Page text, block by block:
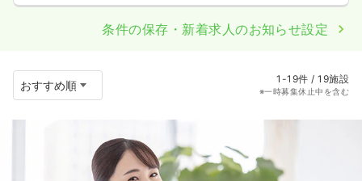
条件の保存・新着求人のお知らせ設定
1-19件 / 19施設
※一時募集休止中を含む